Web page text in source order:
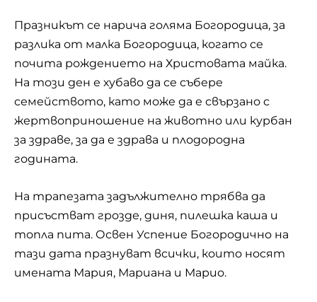
Празникът се нарича голяма Богородица, за
разлика от малка Богородица, когато се
почита рождението на Христовата майка.
На този ден е хубаво да се събере
семейството, като може да е свързано с
жертвоприношение на животно или курбан
за здраве, за да е здрава и плодородна
годината.
На трапезата задължително трябва да
присъстват грозде, диня, пилешка каша и
топла пита. Освен Успение Богородично на
тази дата празнуват всички, които носят
имената Мария, Мариана и Марио.